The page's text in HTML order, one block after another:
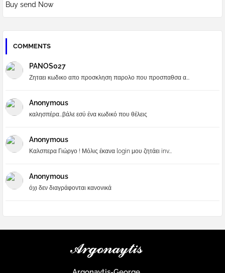
Buy send Now
COMMENTS
PANOS027
Ζηταει κωδικο απο προσκληση παρολο που προσπαθσα α...
Anonymous
καλησπέρα...βάλε εσύ ένα κωδικό που θέλεις
Anonymous
Καλσπερα Γιώργο ! Μόλις έκανα login μου ζητάει inv...
Anonymous
όχι δεν διαγράφονται κανονικά